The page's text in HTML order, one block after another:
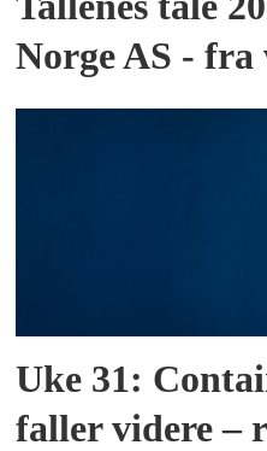
Norge AS -
Uke 31:
faller videre –